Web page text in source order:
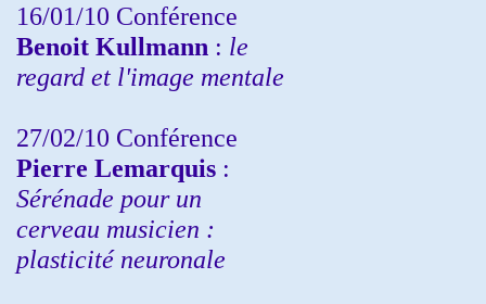
16/01/10 Conférence
Benoit Kullmann : le
regard et l'image mentale
27/02/10 Conférence
Pierre Lemarquis :
Sérénade pour un
cerveau musicien :
plasticité neuronale